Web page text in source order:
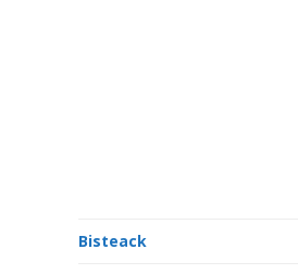
Bisteack